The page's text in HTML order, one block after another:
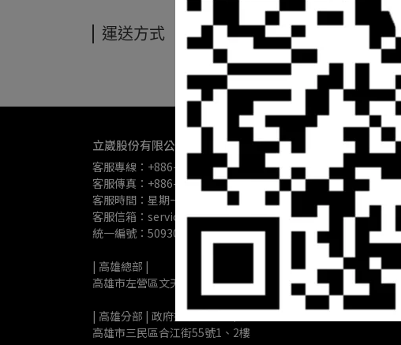
運送方式
立崴股份有限公司
客服專線：+886-7-3488799
客服傳真：+886-7-3488798
客服時間：星期一至星期五 10:00-17:00
客服信箱：service@apexsystemstac.com
統一編號：50930830
| 高雄總部 |
高雄市左營區文天路80號8樓
| 高雄分部 | 政府採購事業部｜
高雄市三民區合江街55號1、2樓